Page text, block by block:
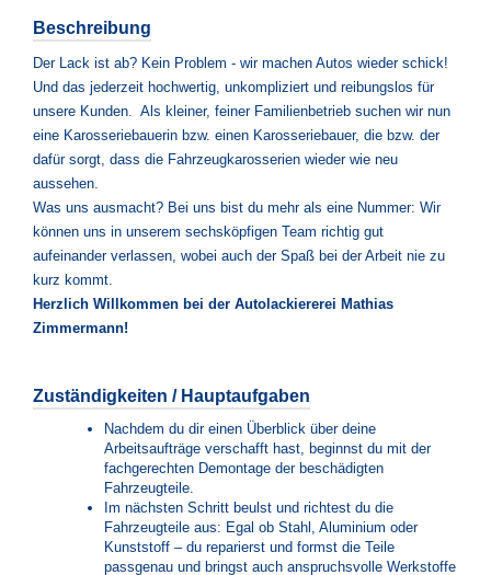
Beschreibung
Der Lack ist ab? Kein Problem - wir machen Autos wieder schick!
Und das jederzeit hochwertig, unkompliziert und reibungslos für
unsere Kunden. Als kleiner, feiner Familienbetrieb suchen wir nun
eine Karosseriebauerin bzw. einen Karosseriebauer, die bzw. der
dafür sorgt, dass die Fahrzeugkarosserien wieder wie neu
aussehen.
Was uns ausmacht? Bei uns bist du mehr als eine Nummer: Wir
können uns in unserem sechsköpfigen Team richtig gut
aufeinander verlassen, wobei auch der Spaß bei der Arbeit nie zu
kurz kommt.
Herzlich Willkommen bei der Autolackiererei Mathias
Zimmermann!
Zuständigkeiten / Hauptaufgaben
Nachdem du dir einen Überblick über deine
Arbeitsaufträge verschafft hast, beginnst du mit der
fachgerechten Demontage der beschädigten
Fahrzeugteile.
Im nächsten Schritt beulst und richtest du die
Fahrzeugteile aus: Egal ob Stahl, Aluminium oder
Kunststoff – du reparierst und formst die Teile
passgenau und bringst auch anspruchsvolle Werkstoffe